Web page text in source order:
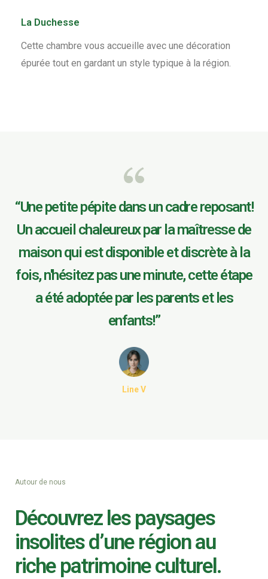
La Duchesse
Cette chambre vous accueille avec une décoration
épurée tout en gardant un style typique à la région.
“Une petite pépite dans un cadre reposant!
Un accueil chaleureux par la maîtresse de
maison qui est disponible et discrète à la
fois, n'hésitez pas une minute, cette étape
a été adoptée par les parents et les
enfants!”
Line V
Autour de nous
Découvrez les paysages
insolites d’une région au
riche patrimoine culturel.